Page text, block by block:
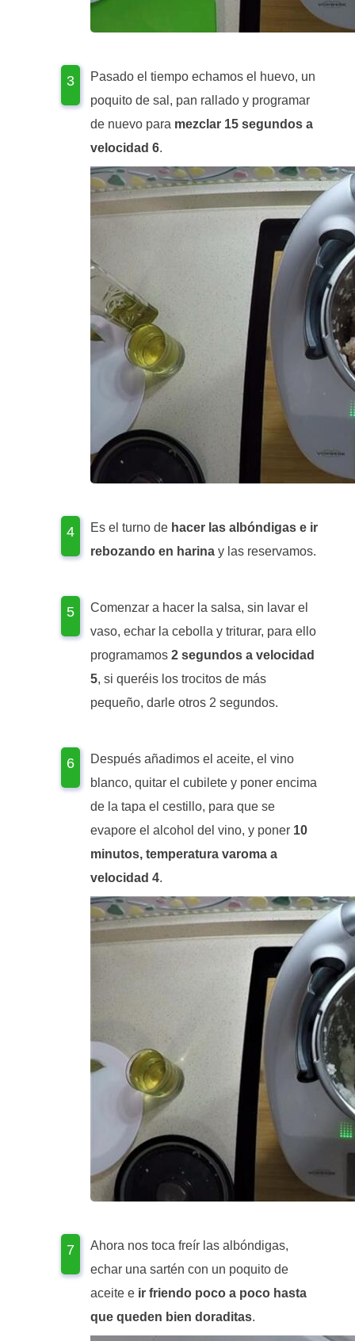
Pasado el tiempo echamos el huevo, un
poquito de sal, pan rallado y programar
de nuevo para mezclar 15 segundos a
velocidad 6.
Es el turno de hacer las albóndigas e ir
rebozando en harina y las reservamos.
Comenzar a hacer la salsa, sin lavar el
vaso, echar la cebolla y triturar, para ello
programamos 2 segundos a velocidad
5, si queréis los trocitos de más
pequeño, darle otros 2 segundos.
Después añadimos el aceite, el vino
blanco, quitar el cubilete y poner encima
de la tapa el cestillo, para que se
evapore el alcohol del vino, y poner 10
minutos, temperatura varoma a
velocidad 4.
Ahora nos toca freír las albóndigas,
echar una sartén con un poquito de
aceite e ir friendo poco a poco hasta
que queden bien doraditas.